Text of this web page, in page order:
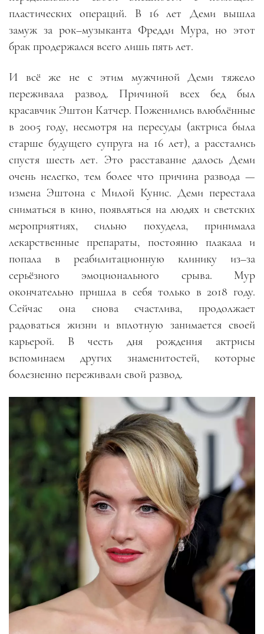
пластических операций. В 16 лет Деми вышла
замуж за рок–музыканта Фредди Мура, но этот
брак продержался всего лишь пять лет.
И всё же не с этим мужчиной Деми тяжело
переживала развод. Причиной всех бед был
красавчик Эштон Катчер. Поженились влюблённые
в 2005 году, несмотря на пересуды (актриса была
старше будущего супруга на 16 лет), а расстались
спустя шесть лет. Это расставание далось Деми
очень нелегко, тем более что причина развода —
измена Эштона с Милой Кунис. Деми перестала
сниматься в кино, появляться на людях и светских
мероприятиях, сильно похудела, принимала
лекарственные препараты, постоянно плакала и
попала в реабилитационную клинику из–за
серьёзного эмоционального срыва. Мур
окончательно пришла в себя только в 2018 году.
Сейчас она снова счастлива, продолжает
радоваться жизни и вплотную занимается своей
карьерой. В честь дня рождения актрисы
вспоминаем других знаменитостей, которые
болезненно переживали свой развод.